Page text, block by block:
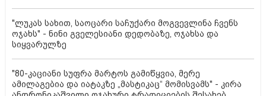
"ლუკას სახით, საოცარი საჩუქარი მოგვევლინა ჩვენს
ოჯახს" - ნინი გველესიანი დედობაზე, ოჯახსა და
სიყვარულზე
"80-კაციანი სუფრა მარტოს გამიწყვია, მერე
ამილაგებია და იატაკზე „მასტიკაც“ მომისვამს" - კირა